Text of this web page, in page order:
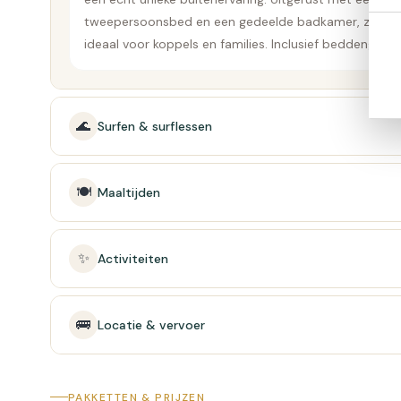
tweepersoonsbed en een gedeelde badkamer, zijn ze
ideaal voor koppels en families. Inclusief beddengoed,
stroom
🌊 Surfen & surflessen
🍽️ Maaltijden
✨ Activiteiten
🚌 Locatie & vervoer
PAKKETTEN & PRIJZEN